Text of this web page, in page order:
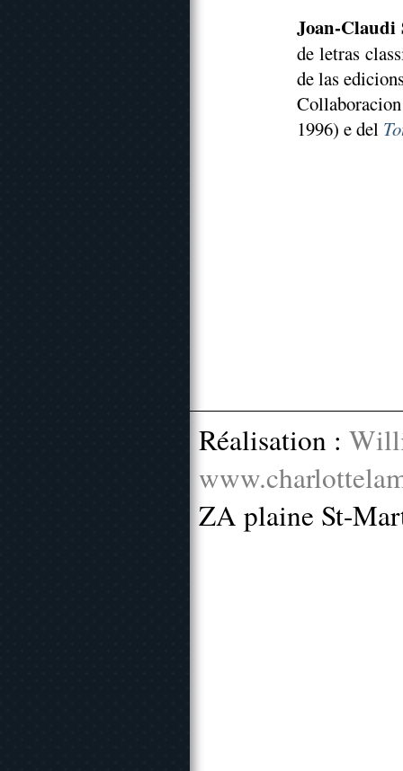
Joan-Claudi
de letras
de las
1996) e del
Réalisation :
ZA plaine St-